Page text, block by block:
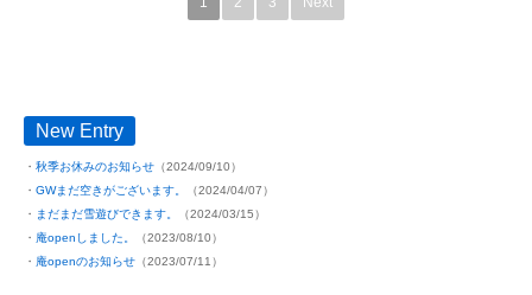
New Entry
秋季お休みのお知らせ （2024/09/10）
GWまだ空きがございます。
（2024/04/07）
まだまだ雪遊びできます。
（2024/03/15）
庵openしました。
（2023/08/10）
庵openのお知らせ （2023/07/11）